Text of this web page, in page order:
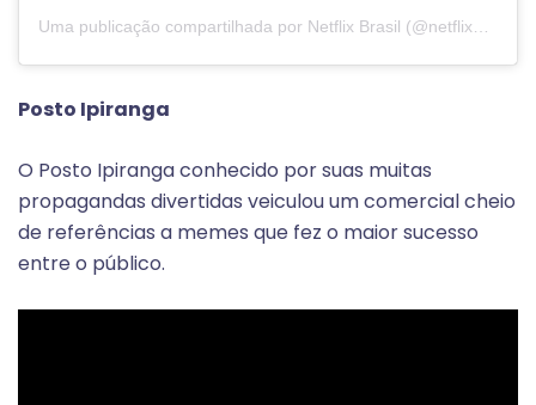
Posto Ipiranga
O Posto Ipiranga conhecido por suas muitas
propagandas divertidas veiculou um comercial cheio
de referências a memes que fez o maior sucesso
entre o público.